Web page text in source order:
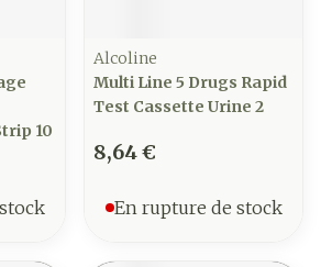
10
Alcoline
Multi Line 5 Drugs Rapid
Test Cassette Urine 2
8,64 €
En rupture de stock